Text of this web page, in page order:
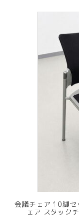
会議チェア 10脚セ
ェア スタック